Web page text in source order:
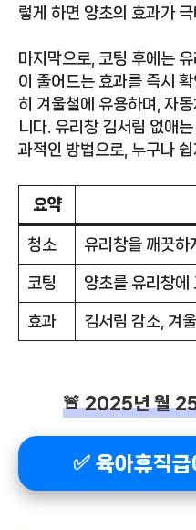
렇게 하면 양초의 효과가 극
마지막으로, 코팅 후에는
이 줄어드는 효과를 즉시
히 겨울철에 유용하며, 자
니다. 유리창 김서림 없애
과적인 방법으로, 누구나
요약
청소 유리창을 깨끗하
코팅 양초를 유리창에
효과 김서림 감소, 겨
🚨 2025년 월
✅ 육아휴직급